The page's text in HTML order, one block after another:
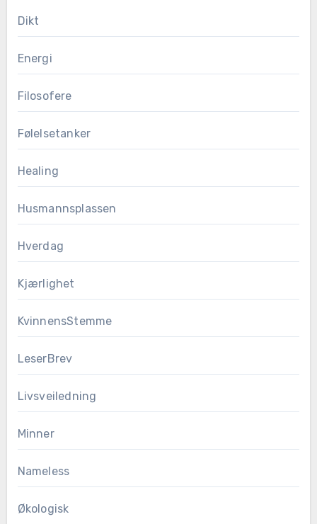
Dikt
Energi
Filosofere
Følelsetanker
Healing
Husmannsplassen
Hverdag
Kjærlighet
KvinnensStemme
LeserBrev
Livsveiledning
Minner
Nameless
Økologisk